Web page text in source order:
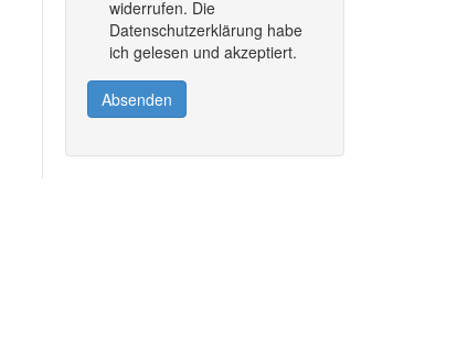
widerrufen. Die
Datenschutzerklärung habe
ich gelesen und akzeptiert.
Absenden